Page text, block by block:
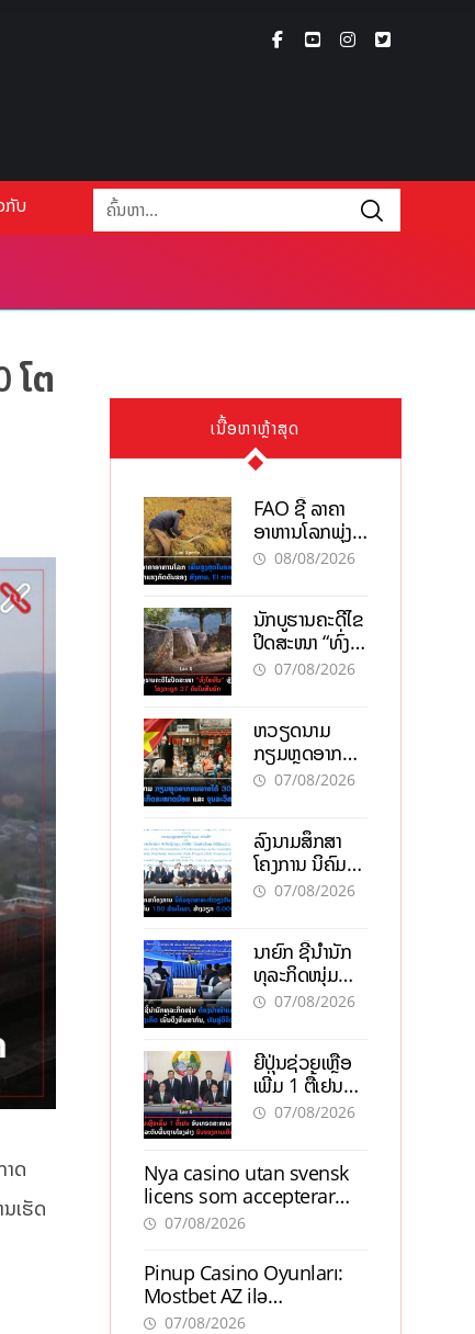
ກັບ
ໂຕ
ດ
ເຮັດ
ເນື້ອຫາຫຼ້າສຸດ
FAO ຊີ້ ລາຄາ
ອາຫານໂລກພຸ່ງ
ສູງສຸດໃນຮອບ 3
ສົງຄາມ, El
nino
08/08/2026
ນັກບູຮານຄະດີໄຂ
ປິດສະໜາ “ທົ່ງ
ໄຫຫີນ” ຫຼັງພົບ
07/08/2026
ຫວຽດນາມ
ກຽມຫຼຸດອາກອນ
ລາຍໄດ້ 30%
ແລະ ຈຸນລະ
ວິສາຫະກິດ
07/08/2026
ລົງນາມສຶກສາ
ໂຄງການ ນິຄົມ
ອຸດສາຫະກຳ
150 ລ້ານໂດລາ,
ສ້າງວຽກ 5.000
ຕຳແໜ່ງ
07/08/2026
ນາຍົກ ຊີ້ນຳນັກ
ທຸລະກິດໜຸ່ມ
ຕ້ອງນຳໜ້າແກ້
ສາກົນ, ຫັນສູ່ດິຈິ
ຕອນ
07/08/2026
ຍີ່ປຸ່ນຊ່ວຍເຫຼືອ
ເພີ່ມ 1 ຕື້ເຢນ
ອັບເກຣດ
ເຕີບໂຕ
07/08/2026
Nya casino utan svensk
licens som accepterar
Swish: En jämförelse
07/08/2026
Pinup Casino Oyunları:
Mostbet AZ ilə
Müqayisədə Nə Təqdim
07/08/2026